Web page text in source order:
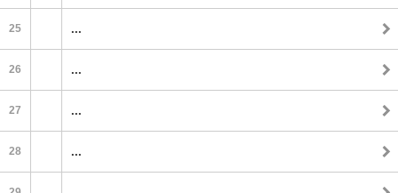
25 ...
26 ...
27 ...
28 ...